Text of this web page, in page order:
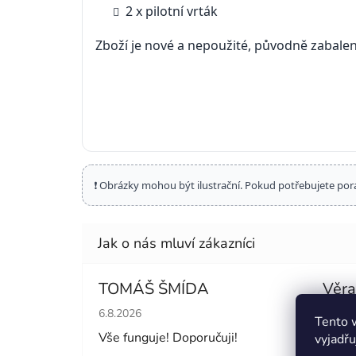
Tento
2 x pilotní vrták
Zboží je nové a nepoužité, původně
❗ Obrázky mohou být ilustrační. Pokud potřebujete
TOMÁŠ ŠMÍDA
Hodnocení obchodu je 5 z 5 hvězdiček.
6.8.2026
Vše funguje! Doporučuji!